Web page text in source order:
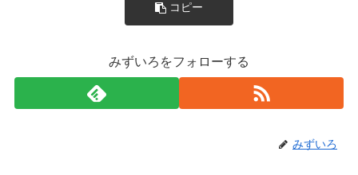
コピー
みずいろをフォローする
みずいろ